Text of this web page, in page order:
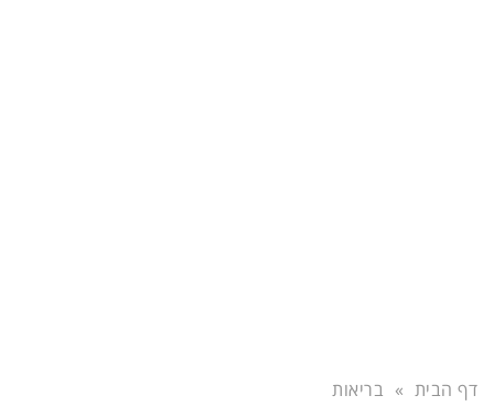
דף הבית » בריאות